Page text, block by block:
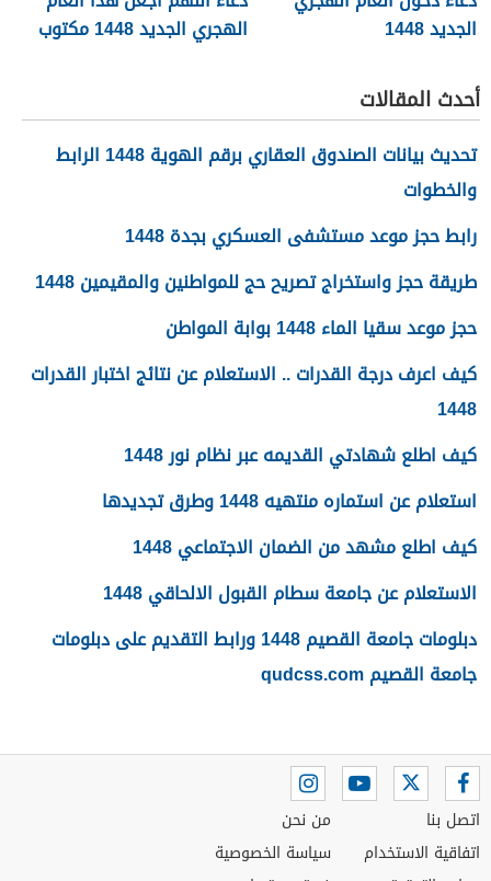
الجديد 1448
الهجري الجديد 1448 مكتوب
أحدث المقالات
تحديث بيانات الصندوق العقاري برقم الهوية 1448 الرابط
والخطوات
رابط حجز موعد مستشفى العسكري بجدة 1448
طريقة حجز واستخراج تصريح حج للمواطنين والمقيمين 1448
حجز موعد سقيا الماء 1448 بوابة المواطن
كيف اعرف درجة القدرات .. الاستعلام عن نتائج اختبار القدرات
1448
كيف اطلع شهادتي القديمه عبر نظام نور 1448
استعلام عن استماره منتهيه 1448 وطرق تجديدها
كيف اطلع مشهد من الضمان الاجتماعي 1448
الاستعلام عن جامعة سطام القبول الالحاقي 1448
دبلومات جامعة القصيم 1448 ورابط التقديم على دبلومات
جامعة القصيم qudcss.com
اتصل بنا
اتفاقية الاستخدام
من نحن
سياسة الخصوصية